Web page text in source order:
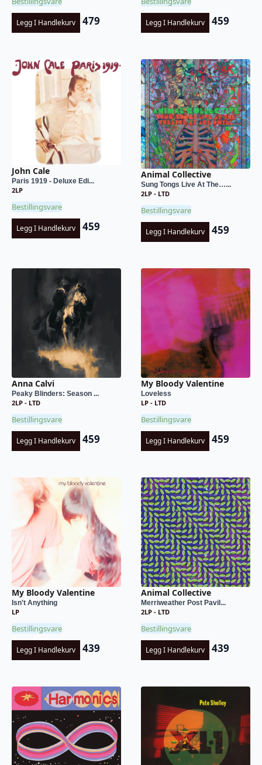
Legg I Handlekurv 479 Legg I Handlekurv 459
John Cale
Paris 1919 - Deluxe Edi...
2LP
Bestillingsvare
Legg I Handlekurv 459
Animal Collective
Sung Tongs Live At The…...
2LP - LTD
Bestillingsvare
Legg I Handlekurv 459
Anna Calvi
Peaky Blinders: Season ...
2LP - LTD
Bestillingsvare
Legg I Handlekurv 459
My Bloody Valentine
Loveless
LP - LTD
Bestillingsvare
Legg I Handlekurv 459
My Bloody Valentine
Isn't Anything
LP
Bestillingsvare
Legg I Handlekurv 439
Animal Collective
Merriweather Post Pavil...
2LP - LTD
Bestillingsvare
Legg I Handlekurv 439